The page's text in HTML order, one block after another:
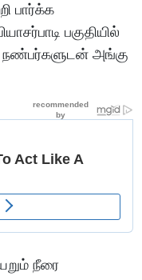
பார்க்க
பகுதியில்
நண்பர்களுடன் அங்கு
நீரை